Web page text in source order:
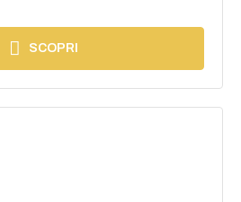
SCOPRI